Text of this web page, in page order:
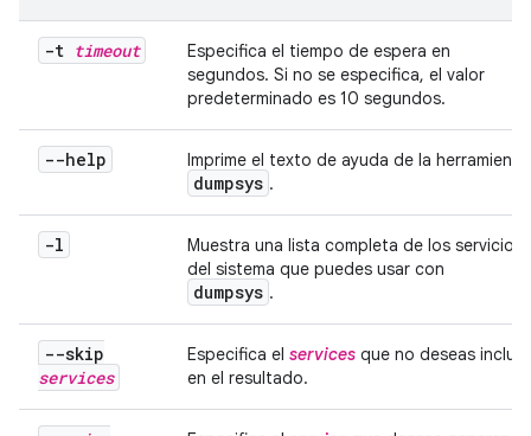
-t timeout
Especifica el tiempo de espera en
segundos. Si no se especifica, el valor
predeterminado es 10 segundos.
--help Imprime el texto de ayuda de la herramienta
dumpsys .
-l
Muestra una lista completa de los servicios
del sistema que puedes usar con
dumpsys .
--skip
services
Especifica el services que no deseas incluir
en el resultado.